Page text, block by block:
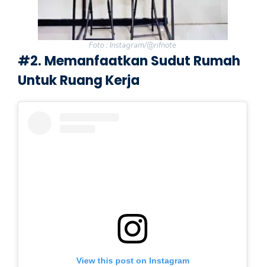
Foto : Instagram/@rifnote
#2. Memanfaatkan Sudut Rumah
Untuk Ruang Kerja
View this post on Instagram